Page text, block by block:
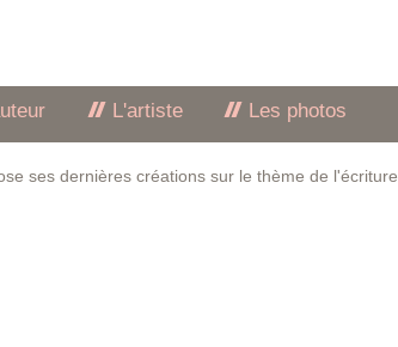
L'artiste Les photos
ses dernières créations sur le thème de